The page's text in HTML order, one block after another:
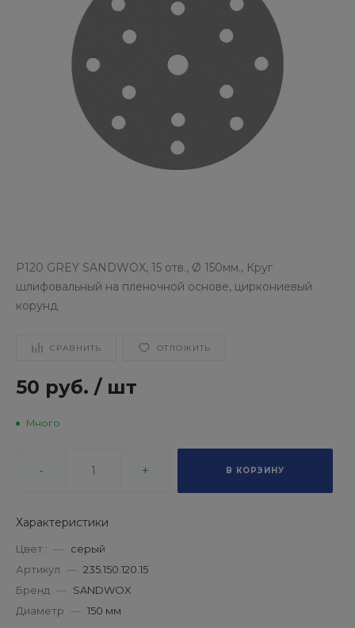
P120 GREY SANDWOX, 15 отв., Ø 150мм., Круг
шлифовальный на пленочной основе, циркониевый
корунд
СРАВНИТЬ ОТЛОЖИТЬ
50 руб. / шт
Много
- + В КОРЗИНУ
Характеристики
Цвет : — серый
Артикул — 235.150.120.15
Бренд — SANDWOX
Диаметр — 150 мм